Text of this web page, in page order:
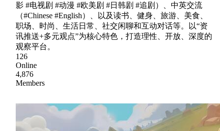
影 #电视剧 #动漫 #欧美剧 #日韩剧 #追剧）、中英交流
（#Chinese #English）、以及读书、健身、旅游、美食、
职场、时尚、生活日常、社交闲聊和互动对话等。以“资
讯推送+多元观点”为核心特色，打造理性、开放、深度的
观察平台。
126
Online
4,876
Members